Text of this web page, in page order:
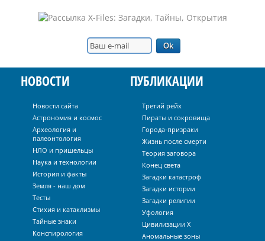
НОВОСТИ
Новости сайта
Астрономия и космос
Археология и
палеонтология
НЛО и пришельцы
Наука и технологии
История и факты
Земля - наш дом
Тесты
Стихия и катаклизмы
Тайные знаки
Конспирология
ПУБЛИКАЦИИ
Третий рейх
Пираты и сокровища
Города-призраки
Жизнь после смерти
Теория заговора
Конец света
Загадки катастроф
Загадки истории
Загадки религии
Уфология
Цивилизации Х
Аномальные зоны